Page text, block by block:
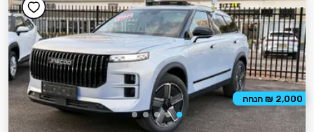
2,000 ₪ הנחה